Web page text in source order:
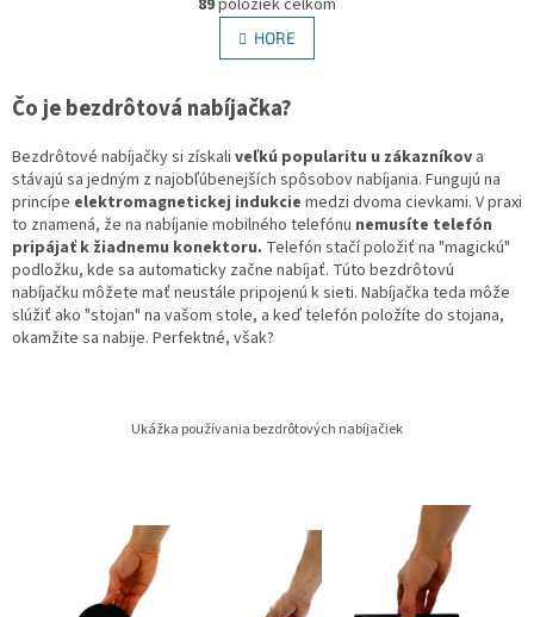
v
l
á
a
i
e
p
r
v
k
y
v
ý
u
á
n
k
v
a
i
e
89položiek celkom
HORE
Čo je bezdrôtová nabíjačka?
Bezdrôtové nabíjačky si získali veľkú popularitu u zákazníkov a
stávajú sa jedným z najobľúbenejších spôsobov nabíjania. Fungujú na
princípe elektromagnetickej indukcie medzi dvoma cievkami. V praxi
to znamená, že na nabíjanie mobilného telefónu nemusíte telefón
pripájať k žiadnemu konektoru. Telefón stačí položiť na "magickú"
podložku, kde sa automaticky začne nabíjať. Túto bezdrôtovú
nabíjačku môžete mať neustále pripojenú k sieti. Nabíjačka teda môže
slúžiť ako "stojan" na vašom stole, a keď telefón položíte do stojana,
okamžite sa nabije. Perfektné, však?
Ukážka používania bezdrôtových nabíjačiek